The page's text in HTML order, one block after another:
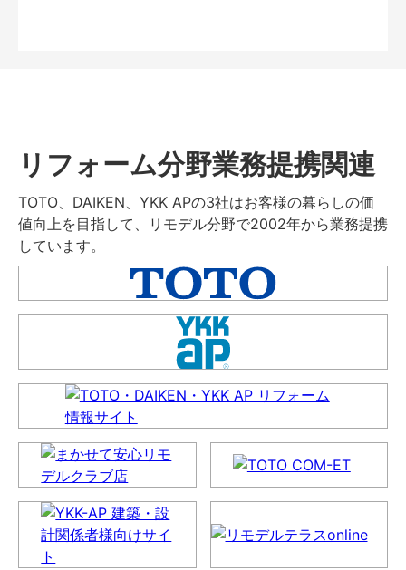
リフォーム分野業務提携関連
TOTO、DAIKEN、YKK APの3社はお客様の暮らしの価
値向上を目指して、リモデル分野で2002年から業務提携
しています。